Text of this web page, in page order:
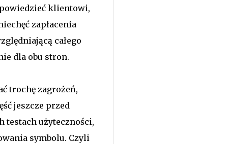
klientowi,
zapłacenia
całego
dla obu stron.
trochę zagrożeń,
jeszcze przed
testach użyteczności,
symbolu. Czyli